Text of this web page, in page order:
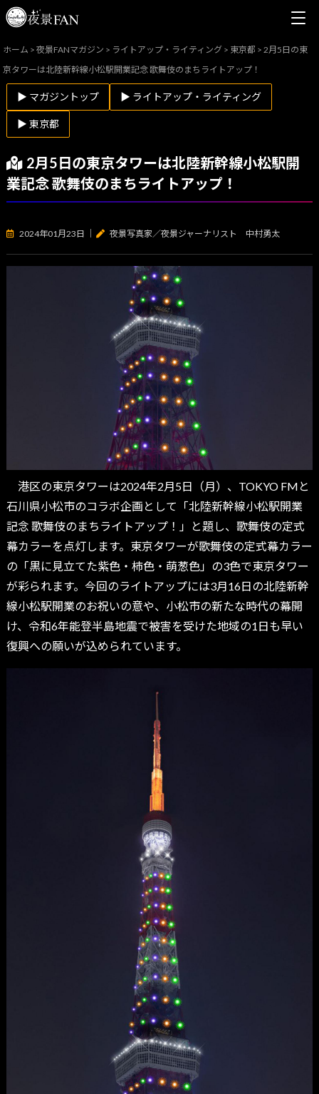
ホーム >夜景FANマガジン > ライトアップ・ライティング > 東京都 >2月5日の東
京タワーは北陸新幹線小松駅開業記念 歌舞伎のまちライトアップ！
▶ マガジントップ ▶ ライトアップ・ライティング
▶ 東京都
2月5日の東京タワーは北陸新幹線小松駅開
業記念 歌舞伎のまちライトアップ！
2024年01月23日 夜景写真家／夜景ジャーナリスト 中村勇太
港区の東京タワーは2024年2月5日（月）、TOKYO FMと
石川県小松市のコラボ企画として「北陸新幹線小松駅開業
記念 歌舞伎のまちライトアップ！」と題し、歌舞伎の定式
幕カラーを点灯します。東京タワーが歌舞伎の定式幕カラー
の「黒に見立てた紫色・柿色・萌葱色」の3色で東京タワー
が彩られます。今回のライトアップには3月16日の北陸新幹
線小松駅開業のお祝いの意や、小松市の新たな時代の幕開
け、令和6年能登半島地震で被害を受けた地域の1日も早い
復興への願いが込められています。